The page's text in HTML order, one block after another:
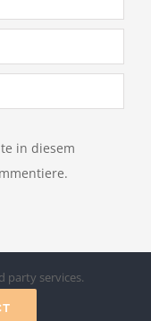
in diesem
party services.